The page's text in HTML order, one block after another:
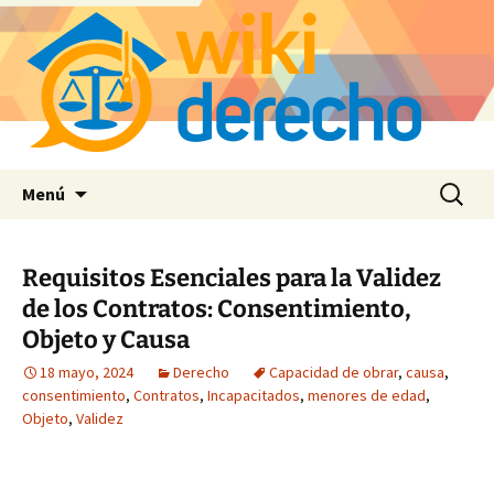
Menú Buscar:
Requisitos Esenciales para la Validez
de los Contratos: Consentimiento,
Objeto y Causa
18 mayo, 2024 Derecho Capacidad de obrar, causa,
consentimiento, Contratos, Incapacitados, menores de edad,
Objeto, Validez